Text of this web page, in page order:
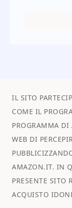
IL SITO
COME IL
PROGRAMMA DI
WEB DI
AMAZON.IT. IN
PRESENTE SITO
ACQUISTO